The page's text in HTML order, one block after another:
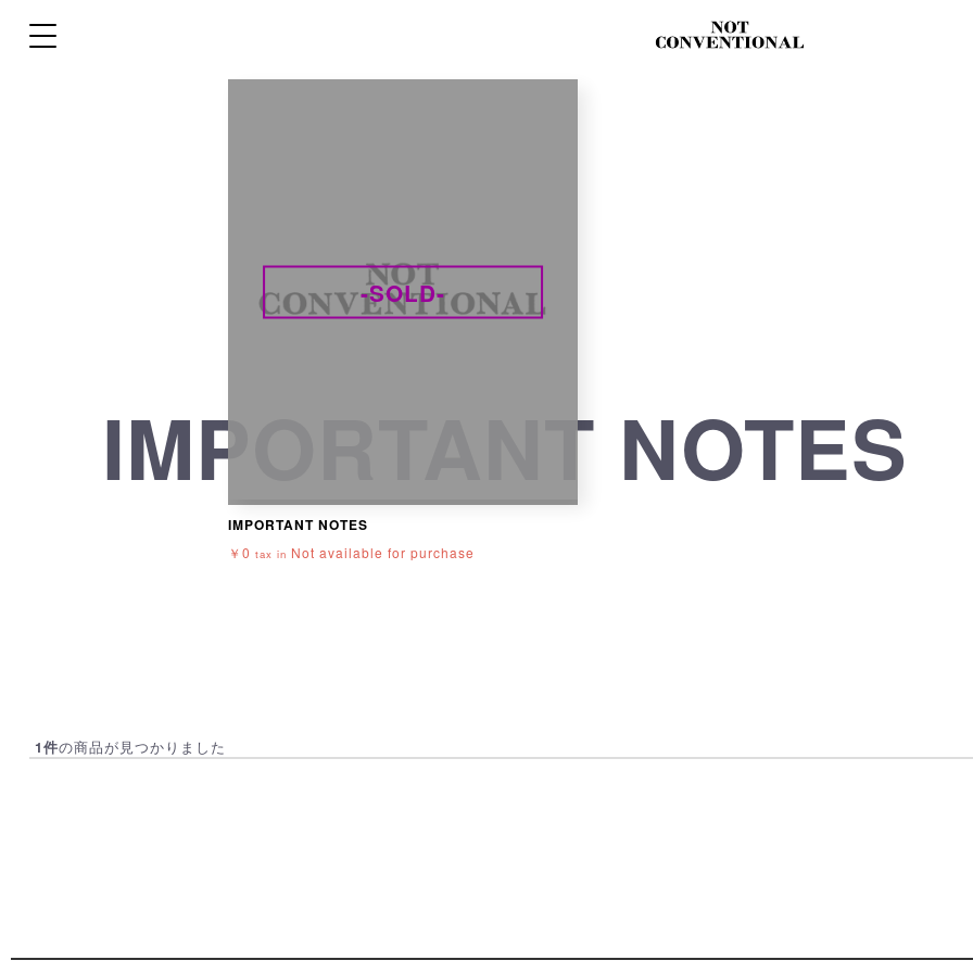
IMPORTANT NOTES
-SOLD-
IMPORTANT NOTES
￥0 tax in Not available for purchase
1件の商品が見つかりました